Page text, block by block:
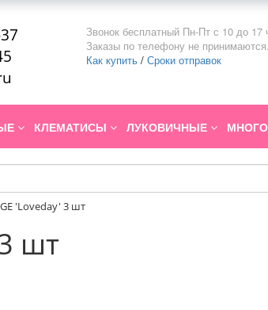
Звонок бесплатный Пн-Пт с 10 до 17
Заказы по телефону не принимаются.
Как купить / Сроки отправок
КЛЕМАТИСЫ ЛУКОВИЧНЫЕ
'Loveday' 3 шт
шт